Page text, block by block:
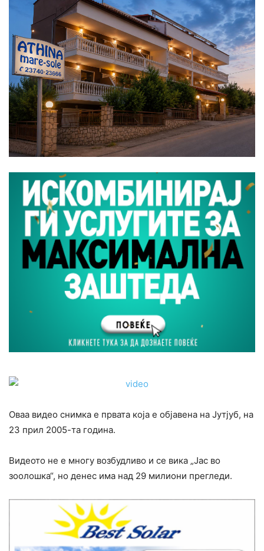
Оваа видео снимка е првата која е објавена на Јутјуб, на
23 прил 2005-та година.
Видеото не е многу возбудливо и се вика „Јас во
зоолошка“, но денес има над 29 милиони прегледи.